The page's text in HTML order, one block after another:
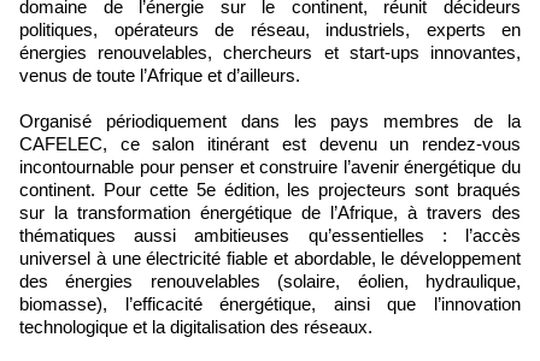
domaine de l’énergie sur le continent, réunit décideurs
politiques, opérateurs de réseau, industriels, experts en
énergies renouvelables, chercheurs et start-ups innovantes,
venus de toute l’Afrique et d’ailleurs.
Organisé périodiquement dans les pays membres de la
CAFELEC, ce salon itinérant est devenu un rendez-vous
incontournable pour penser et construire l’avenir énergétique du
continent. Pour cette 5e édition, les projecteurs sont braqués
sur la transformation énergétique de l’Afrique, à travers des
thématiques aussi ambitieuses qu’essentielles : l’accès
universel à une électricité fiable et abordable, le développement
des énergies renouvelables (solaire, éolien, hydraulique,
biomasse), l’efficacité énergétique, ainsi que l’innovation
technologique et la digitalisation des réseaux.